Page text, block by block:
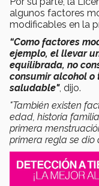
algunos factores
modificables en la
“Como factores
ejemplo, el llevar
equilibrada, no
consumir alcohol o
saludable", dijo.
"También existen
edad, historia
primera
primera regla se dio